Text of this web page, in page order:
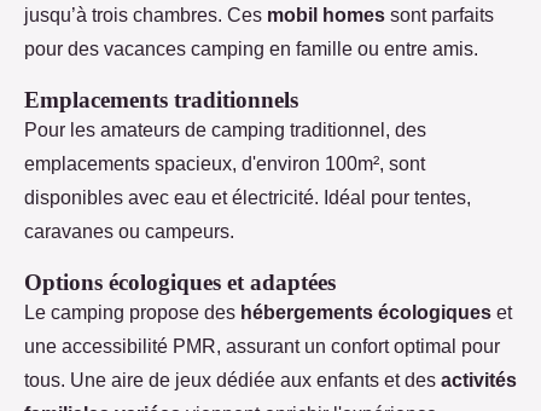
jusqu’à trois chambres. Ces mobil homes sont parfaits
pour des vacances camping en famille ou entre amis.
Emplacements traditionnels
Pour les amateurs de camping traditionnel, des
emplacements spacieux, d'environ 100m², sont
disponibles avec eau et électricité. Idéal pour tentes,
caravanes ou campeurs.
Options écologiques et adaptées
Le camping propose des hébergements écologiques et
une accessibilité PMR, assurant un confort optimal pour
tous. Une aire de jeux dédiée aux enfants et des activités